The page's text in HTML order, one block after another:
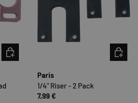
OPTIONEN AUSWÄHLEN
Paris
1/4" Riser - 2 Pack
7,99 €